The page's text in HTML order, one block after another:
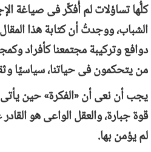
كلُّها تساؤلات لم أُفكِّر فى صياغة
الشباب، ووجدتُ أن كتابة هذا
دوافع وتركيبة مجتمعنا كأفراد
من يتحكمون فى حياتنا، سياسيًا
يجب أن نعى أن «الفكرة» حين
قوة جبارة، والعقل الواعى هو
لم يؤمن بها.